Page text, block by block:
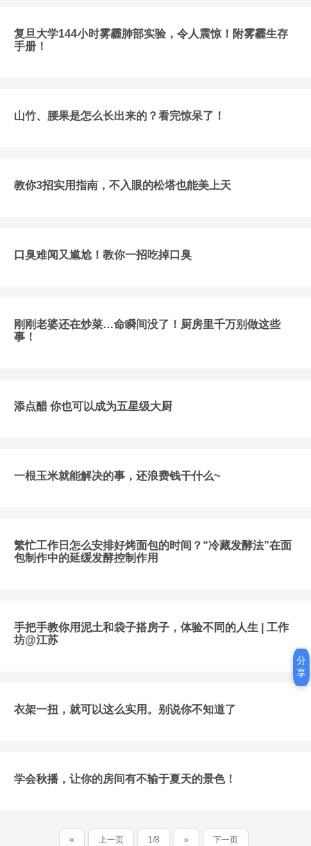
复旦大学144小时雾霾肺部实验，令人震惊！附雾霾生存
手册！
山竹、腰果是怎么长出来的？看完惊呆了！
教你3招实用指南，不入眼的松塔也能美上天
口臭难闻又尴尬！教你一招吃掉口臭
刚刚老婆还在炒菜…命瞬间没了！厨房里千万别做这些
事！
添点醋 你也可以成为五星级大厨
一根玉米就能解决的事，还浪费钱干什么~
繁忙工作日怎么安排好烤面包的时间？“冷藏发酵法”在面
包制作中的延缓发酵控制作用
手把手教你用泥土和袋子搭房子，体验不同的人生 | 工作
坊@江苏
衣架一扭，就可以这么实用。别说你不知道了
学会秋播，让你的房间有不输于夏天的景色！
« 上一页 1/8 » 下一页
分
享